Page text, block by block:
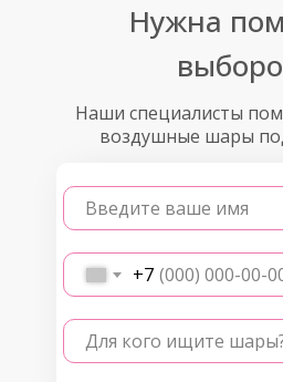
Наши специалисты
воздушные шары
Введите ваше имя
+7
Для кого ищите
Нужна